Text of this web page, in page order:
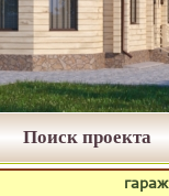
Поиск проекта
гараж